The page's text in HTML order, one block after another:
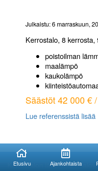
Etusivu Ajankohtaista
Julkaistu: 6 marraskuun,
Kerrostalo, 8 kerrosta,
poistoilman
maalämpö
kaukolämpö
Säästöt 42 000 €
Lue referenssistä lisää
Kerrostalon lämmitys -